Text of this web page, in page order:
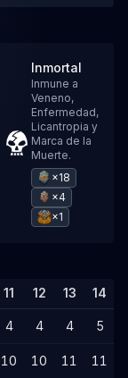
Inmortal
Inmune a
Veneno,
Enfermedad,
Licantropia y
Marca de la
Muerte.
×18
×4
×1
11 12 13 14
4 4 4 5
10 10 11 11